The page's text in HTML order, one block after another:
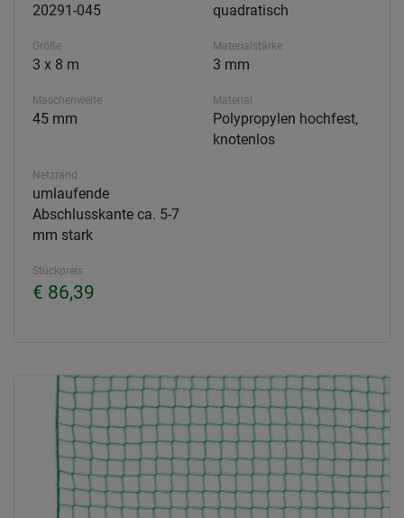
20291-045 quadratisch
Größe
3 x 8 m
Materialstärke
3 mm
Maschenweite
45 mm
Material
Polypropylen hochfest,
knotenlos
Netzrand
umlaufende
Abschlusskante ca. 5-7
mm stark
Stückpreis
€ 86,39